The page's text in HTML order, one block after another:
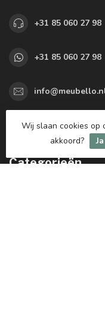
+31 85 060 27 98
+31 85 060 27 98
btw-nummer:
Categorieën
Wij slaan cookies op
akkoord?
Ja